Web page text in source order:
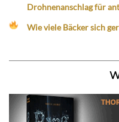
Drohnenanschlag für
Wie viele Bäcker sich